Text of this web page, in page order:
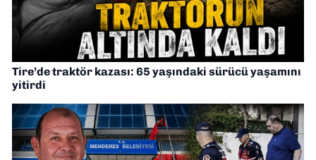
Tire’de traktör kazası: 65 yaşındaki sürücü yaşamını
yitirdi